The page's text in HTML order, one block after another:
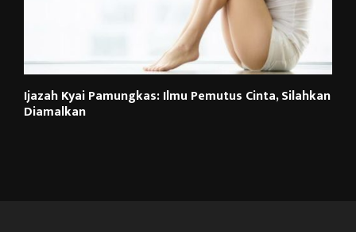
Ijazah Kyai Pamungkas: Ilmu Pemutus Cinta, Silahkan
Diamalkan